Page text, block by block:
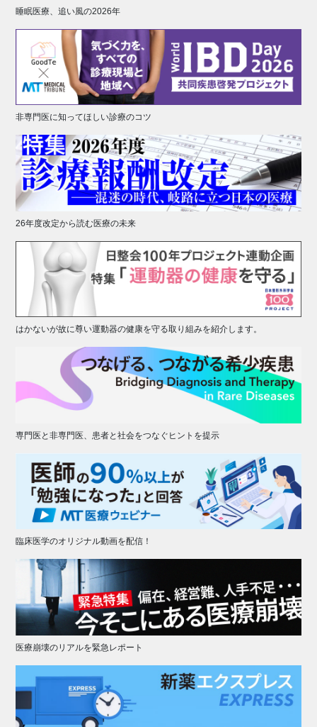
睡眠医療、追い風の2026年
非専門医に知ってほしい診療のコツ
26年度改定から読む医療の未来
はかないが故に尊い運動器の健康を守る取り組みを紹介します。
専門医と非専門医、患者と社会をつなぐヒントを提示
臨床医学のオリジナル動画を配信！
医療崩壊のリアルを緊急レポート